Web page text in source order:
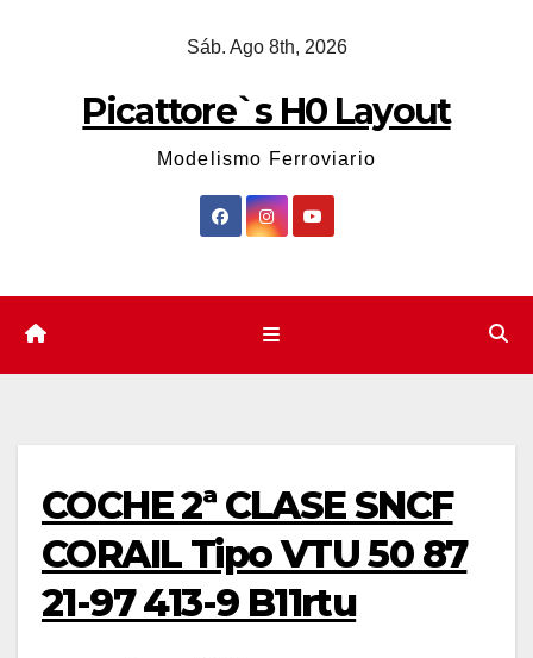
Sáb. Ago 8th, 2026
Picattore`s H0 Layout
Modelismo Ferroviario
COCHE 2ª CLASE SNCF
CORAIL Tipo VTU 50 87
21-97 413-9 B11rtu